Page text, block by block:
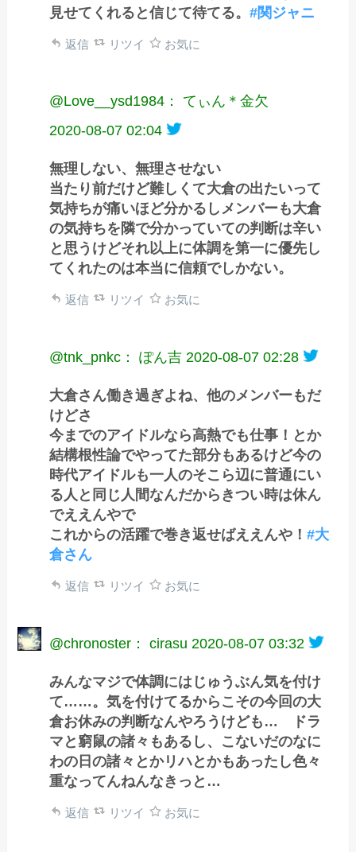
見せてくれると信じて待てる。#関ジャニ
返信 リツイ お気に
@Love__ysd1984： てぃん＊金欠
2020-08-07 02:04
無理しない、無理させない
当たり前だけど難しくて大倉の出たいって
気持ちが痛いほど分かるしメンバーも大倉
の気持ちを隣で分かっていての判断は辛い
と思うけどそれ以上に体調を第一に優先し
てくれたのは本当に信頼でしかない。
返信 リツイ お気に
@tnk_pnkc： ぽん吉 2020-08-07 02:28
大倉さん働き過ぎよね、他のメンバーもだ
けどさ
今までのアイドルなら高熱でも仕事！とか
結構根性論でやってた部分もあるけど今の
時代アイドルも一人のそこら辺に普通にい
る人と同じ人間なんだからきつい時は休ん
でええんやで
これからの活躍で巻き返せばええんや！#大
倉さん
返信 リツイ お気に
@chronoster： cirasu 2020-08-07 03:32
みんなマジで体調にはじゅうぶん気を付け
て……。気を付けてるからこその今回の大
倉お休みの判断なんやろうけども… ドラ
マと窮鼠の諸々もあるし、こないだのなに
わの日の諸々とかリハとかもあったし色々
重なってんねんなきっと…
返信 リツイ お気に